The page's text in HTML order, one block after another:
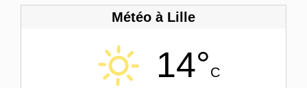
Météo à Lille
14°C